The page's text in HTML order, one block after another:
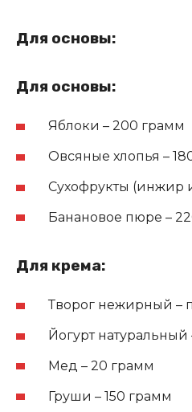
Для основы:
Для основы:
Яблоки – 200 грамм
Овсяные хлопья –
Сухофрукты (инжир
Банановое пюре –
Для крема:
Творог нежирный –
Йогурт
Мед – 20 грамм
Груши – 150 грамм